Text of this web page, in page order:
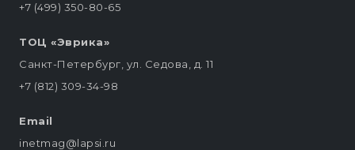
+7 (499) 350-80-65
ТОЦ «Эврика»
Санкт-Петербург, ул. Седова, д. 11
+7 (812) 309-34-98
Email
inetmag@lapsi.ru